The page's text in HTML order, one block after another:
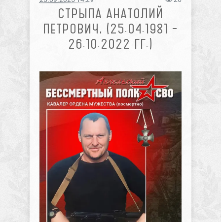
СТРЫПА АНАТОЛИЙ
ПЕТРОВИЧ, (25.04.1981 –
26.10.2022 ГГ.)